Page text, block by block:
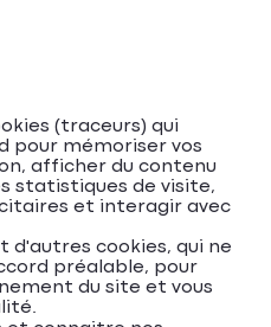
agence Matmut
Denis
(traceurs) qui
pour mémoriser vos
afficher du contenu
statistiques de visite,
et interagir avec
d'autres cookies, qui ne
préalable, pour
du site et vous